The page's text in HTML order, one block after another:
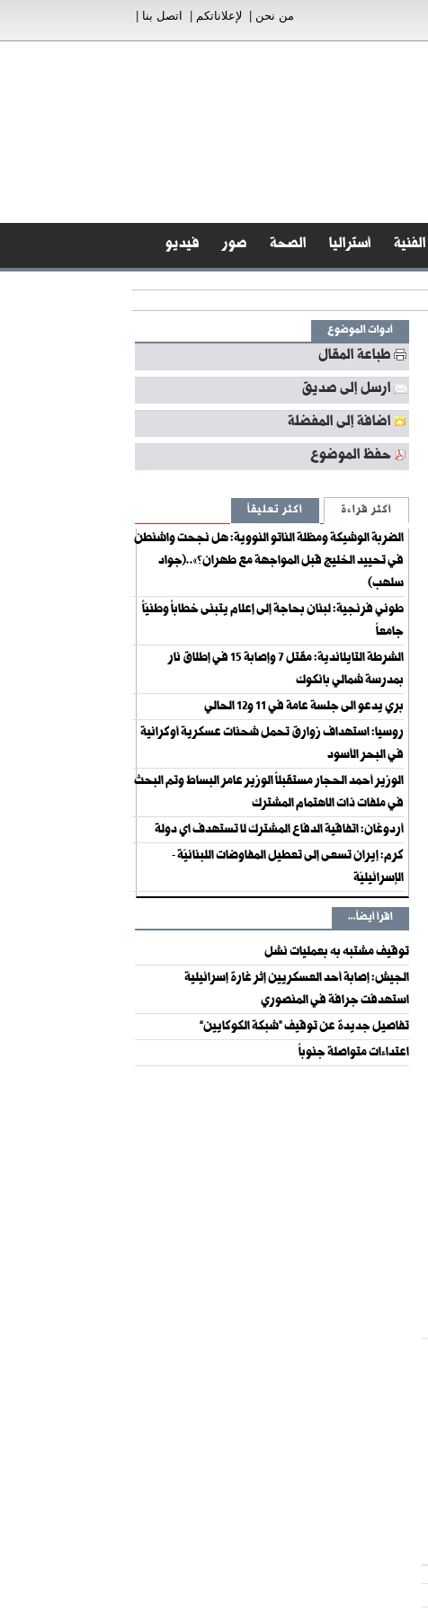
من نحن لإعلاناتكم اتصل بنا
الفنية أستراليا الصحة صور فيديو
أدوات الموضوع
طباعة المقال
ارسل إلى صديق
اضافة إلى المفضلة
حفظ الموضوع
أكثر قراءة أكثر تعليقاً
الضربة الوشيكة ومظلة الناتو النووية: هل نجحت واشنطن
في تحييد الخليج قبل المواجهة مع طهران؟»..(جواد
سلهب)
طوني فرنجية: لبنان بحاجة إلى إعلام يتبنى خطاباً وطنيّاً
جامعاً
الشرطة التايلاندية: مقتل 7 وإصابة 15 في إطلاق نار
بمدرسة شمالي بانكوك
بري يدعو الى جلسة عامة في 11 و12 الحالي
روسيا: استهداف زوارق تحمل شحنات عسكرية أوكرانية
في البحر الأسود
الوزير أحمد الحجار مستقبلاً الوزير عامر البساط وتم البحث
في ملفات ذات الاهتمام المشترك
أردوغان: اتفاقية الدفاع المشترك لا تستهدف اي دولة
كرم: إيران تسعى إلى تعطيل المفاوضات اللبنانيّة -
الإسرائيليّة
اقرأ أيضاً...
توقيف مشتبه به بعمليات نشل
الجيش: إصابة أحد العسكريين إثر غارة إسرائيلية
استهدفت جرافة في المنصوري
تفاصيل جديدة عن توقيف “شبكة الكوكايين”
اعتداءات متواصلة جنوباً